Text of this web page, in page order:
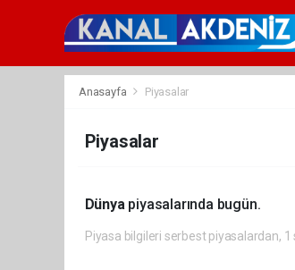
Anasayfa Piyasalar
Piyasalar
Dünyapiyasalarında bugün.
Piyasa bilgileri serbest piyasalardan,